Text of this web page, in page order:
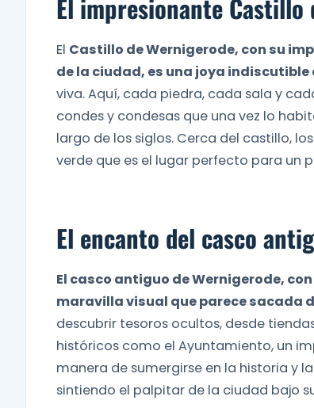
El impresionante Castillo
El Castillo de Wernigerode, con su
de la ciudad, es una joya indiscutible
viva. Aquí, cada piedra, cada sala y
condes y condesas que una vez lo
largo de los siglos. Cerca del castillo,
verde que es el lugar perfecto para un
El encanto del casco
El casco antiguo de Wernigerode,
maravilla visual que parece sacada
descubrir tesoros ocultos, desde
históricos como el Ayuntamiento, un
manera de sumergirse en la historia y
sintiendo el palpitar de la ciudad bajo